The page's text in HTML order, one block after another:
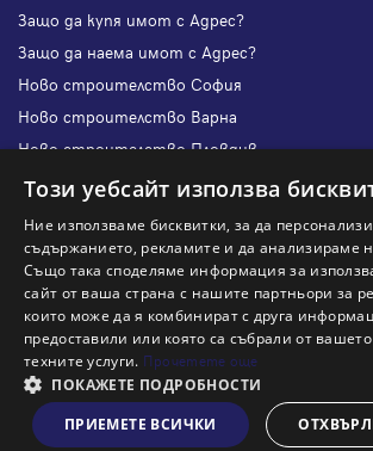
Защо да купя имот с Адрес?
Защо да наема имот с Адрес?
Ново строителство София
Ново строителство Варна
Ново строителство Пловдив
Ново строителство Бургас
Защо да отдам имот с Адрес?
Наши офиси
Кариери
Кои сме ние?
Франчайз
Блог
Този уебсайт използва
Ние използваме бисквитки, за да
съдържанието, рекламите и да анализираме
Също така споделяме информация за
сайт от ваша страна с нашите партньори за
които може да я комбинират с друга
предоставили или която са събрали от
техните услуги. Прочетете още
ПОКАЖЕТЕ ПОДРОБНОСТИ
ПРИЕМЕТЕ ВСИЧКИ